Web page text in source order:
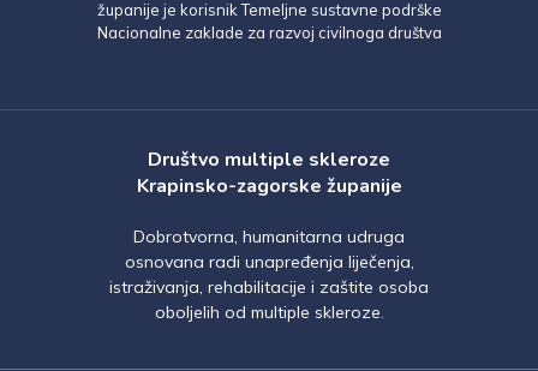
županije je korisnik Temeljne sustavne podrške
Nacionalne zaklade za razvoj civilnoga društva
Društvo multiple skleroze
Krapinsko-zagorske županije
Dobrotvorna, humanitarna udruga
osnovana radi unapređenja liječenja,
istraživanja, rehabilitacije i zaštite osoba
oboljelih od multiple skleroze.